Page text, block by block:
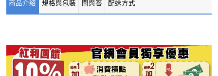
商品介紹 規格與包裝 問與答 配送方式